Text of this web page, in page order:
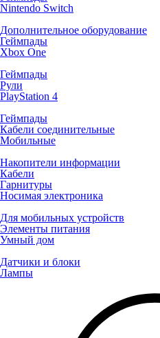
Nintendo Switch
Дополнительное оборудование
Геймпады
Xbox One
Геймпады
Рули
PlayStation 4
Геймпады
Кабели соединительные
Мобильные
Накопители информации
Кабели
Гарнитуры
Носимая электроника
Для мобильных устройств
Элементы питания
Умный дом
Датчики и блоки
Лампы